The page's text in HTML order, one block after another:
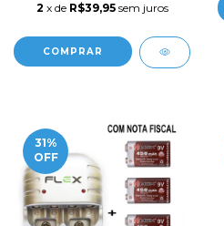
2 x de R$39,95 sem juros
31%
OFF